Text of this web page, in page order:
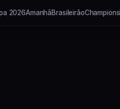
2026AmanhãBrasileirãoChampions